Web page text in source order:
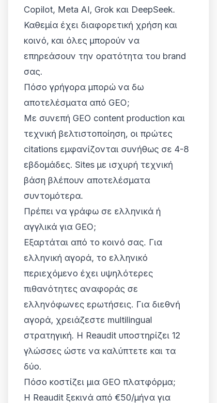
Copilot, Meta AI, Grok και DeepSeek.
Καθεμία έχει διαφορετική χρήση και
κοινό, και όλες μπορούν να
επηρεάσουν την ορατότητα του brand
σας.
Πόσο γρήγορα μπορώ να δω
αποτελέσματα από GEO;
Με συνεπή GEO content production και
τεχνική βελτιστοποίηση, οι πρώτες
citations εμφανίζονται συνήθως σε 4-8
εβδομάδες. Sites με ισχυρή τεχνική
βάση βλέπουν αποτελέσματα
συντομότερα.
Πρέπει να γράφω σε ελληνικά ή
αγγλικά για GEO;
Εξαρτάται από το κοινό σας. Για
ελληνική αγορά, το ελληνικό
περιεχόμενο έχει υψηλότερες
πιθανότητες αναφοράς σε
ελληνόφωνες ερωτήσεις. Για διεθνή
αγορά, χρειάζεστε multilingual
στρατηγική. Η Reaudit υποστηρίζει 12
γλώσσες ώστε να καλύπτετε και τα
δύο.
Πόσο κοστίζει μια GEO πλατφόρμα;
Η Reaudit ξεκινά από €50/μήνα για